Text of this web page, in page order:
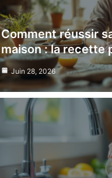
Comment réussir
maison : la recette
Juin 28, 2026